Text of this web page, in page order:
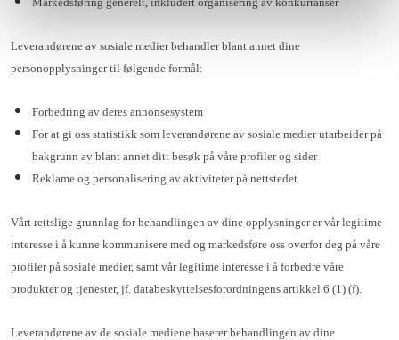
Leverandørene av sosiale medier behandler blant annet dine
personopplysninger til følgende formål:
Forbedring av deres annonsesystem
For at gi oss statistikk som leverandørene av sosiale medier utarbeider på
bakgrunn av blant annet ditt besøk på våre profiler og sider
Reklame og personalisering av aktiviteter på nettstedet
Vårt rettslige grunnlag for behandlingen av dine opplysninger er vår legitime
interesse i å kunne kommunisere med og markedsføre oss overfor deg på våre
profiler på sosiale medier, samt vår legitime interesse i å forbedre våre
produkter og tjenester, jf. databeskyttelsesforordningens artikkel 6 (1) (f).
Leverandørene av de sosiale mediene baserer behandlingen av dine